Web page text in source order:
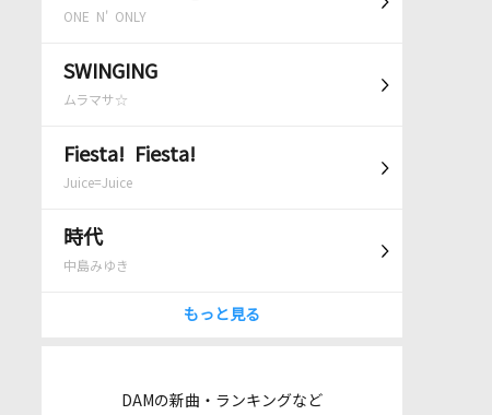
ONE N' ONLY
SWINGING
ムラマサ☆
Fiesta! Fiesta!
Juice=Juice
時代
中島みゆき
もっと見る
DAMの新曲・ランキングなど